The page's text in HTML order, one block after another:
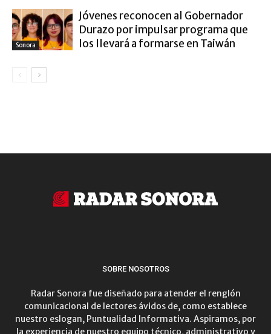
Sonora
Jóvenes reconocen al Gobernador
Durazo por impulsar programa que
los llevará a formarse en Taiwán
SOBRE NOSOTROS
Radar Sonora fue diseñado para atender el renglón
comunicacional de lectores ávidos de, como establece
nuestro eslogan, Puntualidad Informativa. Aspiramos, por
la experiencia de nuestro equipo técnico, administrativo y